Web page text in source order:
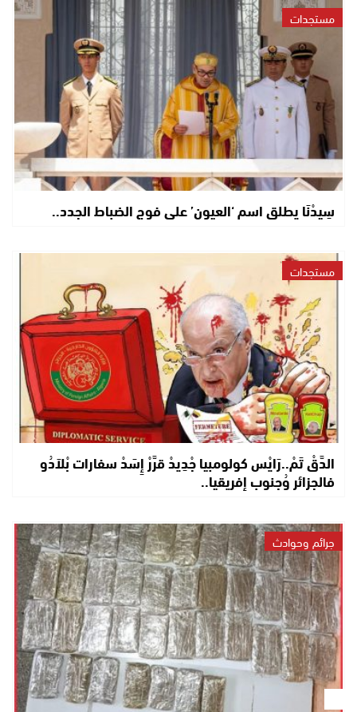
مستجدات
سِيدْنَا يطلق اسم ‘العيون’ على فوج الضباط الجدد..
مستجدات
الدَّقْ تَمْ..رَايْس كولومبيا جْدِيدْ قرَّرْ إِسَدْ سفارات بْلاَدُو
فالجزائر وُجنوب إفريقيا..
جرائم وحوادث